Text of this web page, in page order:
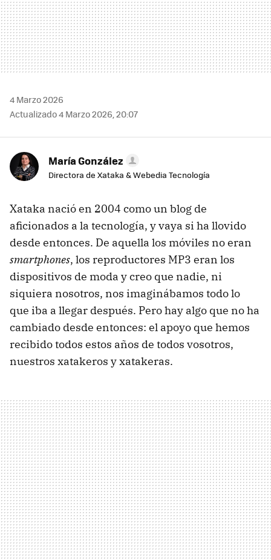
4 Marzo 2026
Actualizado 4 Marzo 2026, 20:07
María González
Directora de Xataka & Webedia Tecnología
Xataka nació en 2004 como un blog de
aficionados a la tecnología, y vaya si ha llovido
desde entonces. De aquella los móviles no eran
smartphones, los reproductores MP3 eran los
dispositivos de moda y creo que nadie, ni
siquiera nosotros, nos imaginábamos todo lo
que iba a llegar después. Pero hay algo que no ha
cambiado desde entonces: el apoyo que hemos
recibido todos estos años de todos vosotros,
nuestros xatakeros y xatakeras.